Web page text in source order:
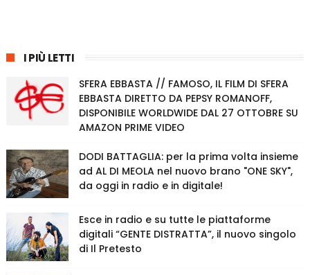
I PIÙ LETTI
SFERA EBBASTA // FAMOSO, IL FILM DI SFERA
EBBASTA DIRETTO DA PEPSY ROMANOFF,
DISPONIBILE WORLDWIDE DAL 27 OTTOBRE SU
AMAZON PRIME VIDEO
DODI BATTAGLIA: per la prima volta insieme
ad AL DI MEOLA nel nuovo brano "ONE SKY",
da oggi in radio e in digitale!
Esce in radio e su tutte le piattaforme
digitali “GENTE DISTRATTA”, il nuovo singolo
di Il Pretesto